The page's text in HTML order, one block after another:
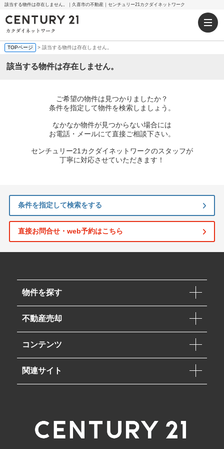
該当する物件は存在しません。｜久喜市の不動産｜センチュリー21カクダイネットワーク
TOPページ > 該当する物件は存在しません。
該当する物件は存在しません。
ご希望の物件は見つかりましたか？
条件を指定して物件を検索しましょう。
なかなか物件が見つからない場合には
お電話・メールにて直接ご相談下さい。
センチュリー21カクダイネットワークのスタッフが
丁寧に対応させていただきます！
条件を指定して検索をする
直接お問合せ・web予約はこちら
物件を探す
不動産売却
コンテンツ
関連サイト